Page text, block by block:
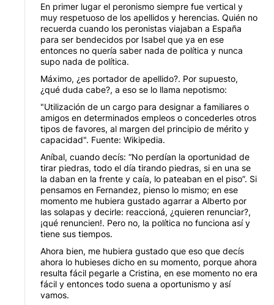
En primer lugar el peronismo siempre fue vertical y
muy respetuoso de los apellidos y herencias. Quién no
recuerda cuando los peronistas viajaban a España
para ser bendecidos por Isabel que ya en ese
entonces no quería saber nada de política y nunca
supo nada de política.
Máximo, ¿es portador de apellido?. Por supuesto,
¿qué duda cabe?, a eso se lo llama nepotismo:
"Utilización de un cargo para designar a familiares o
amigos en determinados empleos o concederles otros
tipos de favores, al margen del principio de mérito y
capacidad". Fuente: Wikipedia.
Aníbal, cuando decís: “No perdían la oportunidad de
tirar piedras, todo el día tirando piedras, si en una se
la daban en la frente y caía, lo pateaban en el piso”. Si
pensamos en Fernandez, pienso lo mismo; en ese
momento me hubiera gustado agarrar a Alberto por
las solapas y decirle: reaccioná, ¿quieren renunciar?,
¡qué renuncien!. Pero no, la política no funciona así y
tiene sus tiempos.
Ahora bien, me hubiera gustado que eso que decís
ahora lo hubieses dicho en su momento, porque ahora
resulta fácil pegarle a Cristina, en ese momento no era
fácil y entonces todo suena a oportunismo y así
vamos.